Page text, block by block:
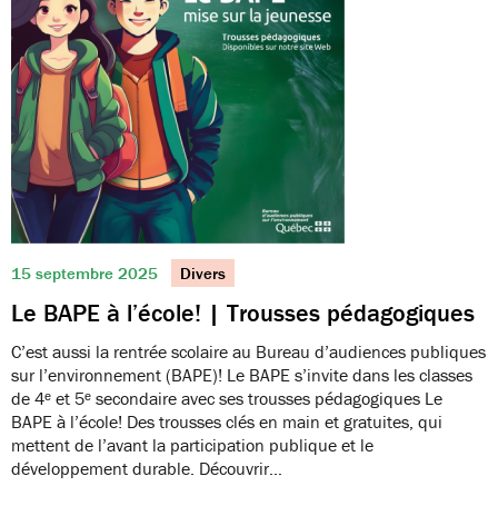
15 septembre 2025 Divers
Le BAPE à l’école! | Trousses pédagogiques
C’est aussi la rentrée scolaire au Bureau d’audiences publiques
sur l’environnement (BAPE)! Le BAPE s’invite dans les classes
de 4ᵉ et 5ᵉ secondaire avec ses trousses pédagogiques Le
BAPE à l’école! Des trousses clés en main et gratuites, qui
mettent de l’avant la participation publique et le
développement durable. Découvrir…